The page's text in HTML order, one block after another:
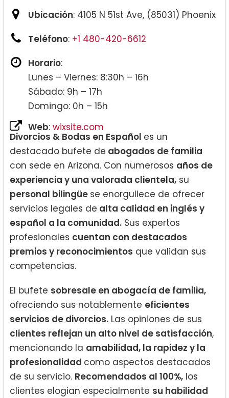
Ubicación: 4105 N 51st Ave, (85031) Phoenix
Teléfono: +1 480-420-6612
Horario:
Lunes – Viernes: 8:30h – 16h
Sábado: 9h – 17h
Domingo: 0h – 15h
Web: wixsite.com
Divorcios & Bodas en Español es un
destacado bufete de abogados de familia
con sede en Arizona. Con numerosos años de
experiencia y una valorada clientela, su
personal bilingüe se enorgullece de ofrecer
servicios legales de alta calidad en inglés y
español a la comunidad. Sus expertos
profesionales cuentan con destacados
premios y reconocimientos que validan sus
competencias.
El bufete sobresale en abogacía de familia,
ofreciendo sus notablemente eficientes
servicios de divorcios. Las opiniones de sus
clientes reflejan un alto nivel de satisfacción,
mencionando la amabilidad, la rapidez y la
profesionalidad como aspectos destacados
de su servicio. Recomendados al 100%, los
clientes elogian especialmente su habilidad